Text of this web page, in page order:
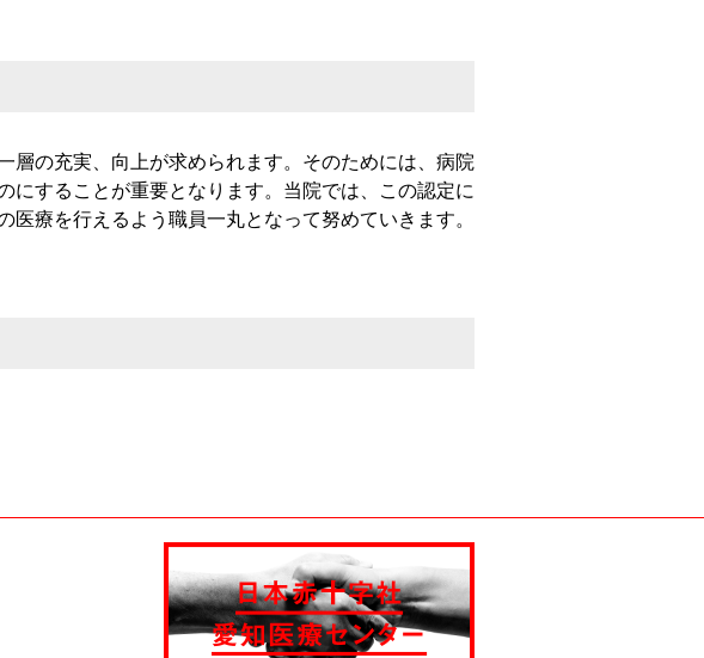
層の充実、向上が求められます。そのためには、病院
することが重要となります。当院では、この認定に
療を行えるよう職員一丸となって努めていきます。